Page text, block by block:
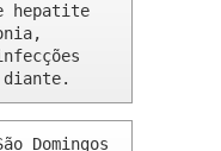
hepatite
Domingos